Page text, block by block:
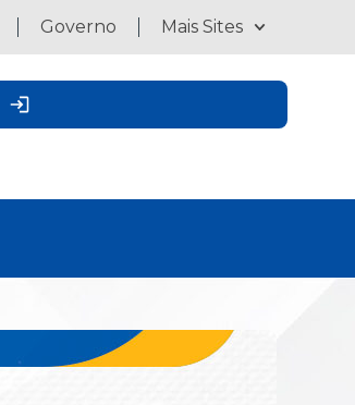
Governo Mais Sites